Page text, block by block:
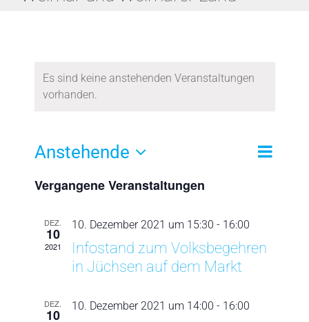
Corona-Politik
Unser Gesetzentwurf
Jetzt aktiv werden!
Es sind keine anstehenden Veranstaltungen
vorhanden.
Suche
Liste
Anstehende
wählen.
Vergangene Veranstaltungen
DEZ.
10
2021
10. Dezember 2021 um 15:30 - 16:00
Infostand zum Volksbegehren
in Jüchsen auf dem Markt
DEZ.
10
10. Dezember 2021 um 14:00 - 16:00